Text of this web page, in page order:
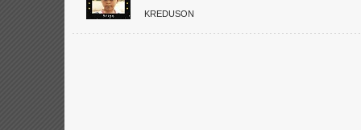
KREDUSON